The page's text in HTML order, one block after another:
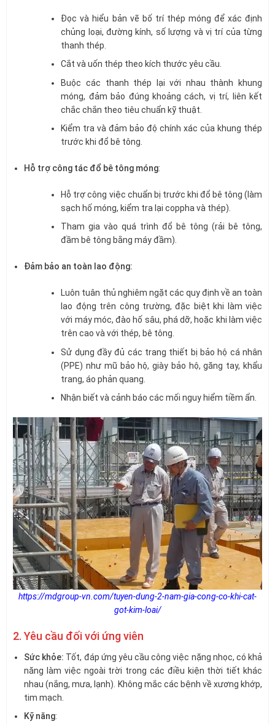
Đọc và hiểu bản vẽ bố trí thép móng để xác định
chủng loại, đường kính, số lượng và vị trí của từng
thanh thép.
Cắt và uốn thép theo kích thước yêu cầu.
Buộc các thanh thép lại với nhau thành khung
móng, đảm bảo đúng khoảng cách, vị trí, liên kết
chắc chắn theo tiêu chuẩn kỹ thuật.
Kiểm tra và đảm bảo độ chính xác của khung thép
trước khi đổ bê tông.
Hỗ trợ công tác đổ bê tông móng:
Hỗ trợ công việc chuẩn bị trước khi đổ bê tông (làm
sạch hố móng, kiểm tra lại coppha và thép).
Tham gia vào quá trình đổ bê tông (rải bê tông,
đầm bê tông bằng máy đầm).
Đảm bảo an toàn lao động:
Luôn tuân thủ nghiêm ngặt các quy định về an toàn
lao động trên công trường, đặc biệt khi làm việc
với máy móc, đào hố sâu, phá dỡ, hoặc khi làm việc
trên cao và với thép, bê tông.
Sử dụng đầy đủ các trang thiết bị bảo hộ cá nhân
(PPE) như mũ bảo hộ, giày bảo hộ, găng tay, khẩu
trang, áo phản quang.
Nhận biết và cảnh báo các mối nguy hiểm tiềm ẩn.
https://mdgroup-vn.com/tuyen-dung-2-nam-gia-cong-co-khi-cat-
got-kim-loai/
2. Yêu cầu đối với ứng viên
Sức khỏe: Tốt, đáp ứng yêu cầu công việc nặng nhọc, có khả
năng làm việc ngoài trời trong các điều kiện thời tiết khác
nhau (nắng, mưa, lạnh). Không mắc các bệnh về xương khớp,
tim mạch.
Kỹ năng: